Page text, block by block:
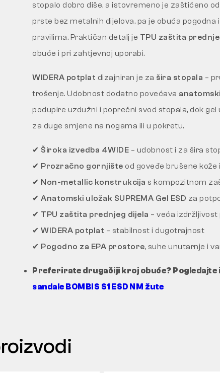
stopalo dobro diše, a istovremeno je zaštićeno
prste bez metalnih dijelova, pa je obuća
pravilima. Praktičan detalj je TPU zaštita
obuće i pri zahtjevnoj uporabi.
WIDERA potplat dizajniran je za šira stopala –
trošenje. Udobnost dodatno povećava
podupire uzdužni i poprečni svod stopala, dok
za duge smjene na nogama ili u pokretu.
✔ Široka izvedba 4WIDE – udobnost i za šira
✔ Prozračno gornjište od goveđe brušene kože
✔ Non-metallic konstrukcija s kompozitnom
✔ Anatomski uložak SUPREMA Gel ESD za
✔ TPU zaštita prednjeg dijela – veća
✔ WIDERA potplat – stabilnost i dugotrajnost
✔ Pogodno za EPA prostore, suhe unutarnje i
Preferirate drugačiji kroj obuće? Pogledajte
sandale BOMBIS S1 ESD NM žute